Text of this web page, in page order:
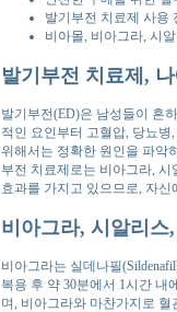
발기부전 치료제 사용
비아몰, 비아그라, 시
발기부전 치료제,
발기부전(ED)은 남성들이 흔
적인 요인부터 고혈압, 당뇨
위해서는 정확한 원인을 파악
부전 치료제로는 비아그라,
효과를 가지고 있으므로, 자
비아그라, 시알리
비아그라는 실데나필
복용 후 약 30분에서 1시간 내
며, 비아그라와 마찬가지로